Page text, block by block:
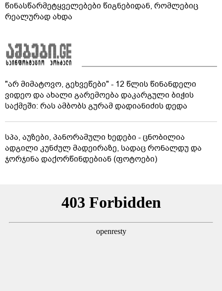
წინასწარმეტყველებები წიგნებიდან, რომლებიც
რეალურად ახდა
"არ მიმატოვო, გეხვეწები" - 12 წლის წინანდელი
ვიდეო და ახალი გარემოება დაკარგული ბიჭის
საქმეში: რას ამბობს გურამ დადიანიძის დედა
სპა, აუზები, პანორამული ხედები - ცნობილია
ადგილი კუნძულ მადეირაზე, სადაც რონალდუ და
ჯორჯინა დაქორწინდებიან (ფოტოები)